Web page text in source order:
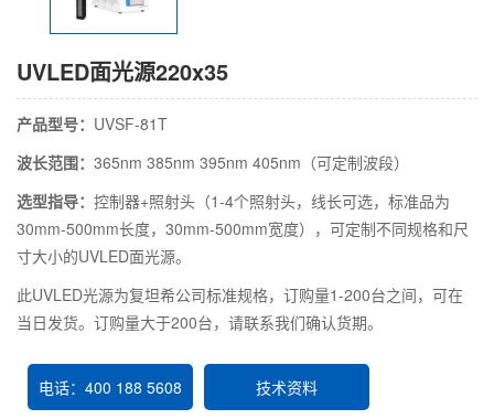
UVLED面光源220x35
产品型号： UVSF-81T
波长范围： 365nm 385nm 395nm 405nm（可定制波段）
选型指导： 控制器+照射头（1-4个照射头，线长可选，标准品为
30mm-500mm长度，30mm-500mm宽度），可定制不同规格和尺
寸大小的UVLED面光源。
此UVLED光源为复坦希公司标准规格，订购量1-200台之间，可在
当日发货。订购量大于200台，请联系我们确认货期。
电话：400 188 5608 技术资料